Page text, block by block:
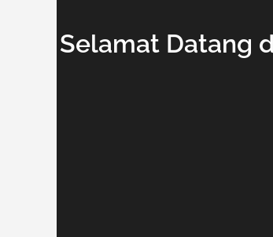
Selamat Datang